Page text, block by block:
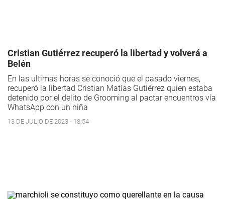
Cristian Gutiérrez recuperó la libertad y volverá a
Belén
En las ultimas horas se conoció que el pasado viernes,
recuperó la libertad Cristian Matías Gutiérrez quien estaba
detenido por el delito de Grooming al pactar encuentros vía
WhatsApp con un niña
13 DE JULIO DE 2023 - 18:54